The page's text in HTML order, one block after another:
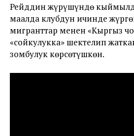
Рейддин жүрүшүндө
маалда клубдун ичинде
мигранттар менен «Кыргыз
«сойкулукка» шектелип
зомбулук көрсөтүшкөн.